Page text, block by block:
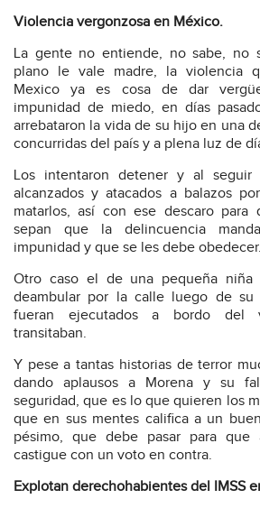
Violencia vergonzosa en México.
La gente no entiende, no sabe, no
plano le vale madre, la violencia
Mexico ya es cosa de dar
impunidad de miedo, en días
arrebataron la vida de su hijo en una
concurridas del país y a plena luz de
Los intentaron detener y al seguir
alcanzados y atacados a balazos
matarlos, así con ese descaro para
sepan que la delincuencia
impunidad y que se les debe obedecer.
Otro caso el de una pequeña
deambular por la calle luego de
fueran ejecutados a bordo del
transitaban.
Y pese a tantas historias de terror
dando aplausos a Morena y su
seguridad, que es lo que quieren los
que en sus mentes califica a un
pésimo, que debe pasar para que
castigue con un voto en contra.
Explotan derechohabientes del IMSS